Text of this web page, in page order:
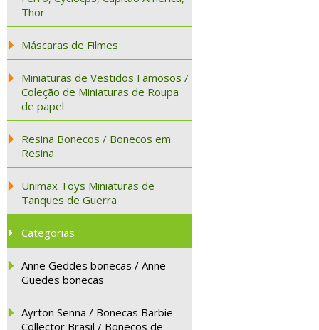
Thor
Máscaras de Filmes
Miniaturas de Vestidos Famosos /
Coleção de Miniaturas de Roupa
de papel
Resina Bonecos / Bonecos em
Resina
Unimax Toys Miniaturas de
Tanques de Guerra
Categorias
Anne Geddes bonecas / Anne
Guedes bonecas
Ayrton Senna / Bonecas Barbie
Collector Brasil / Bonecos de